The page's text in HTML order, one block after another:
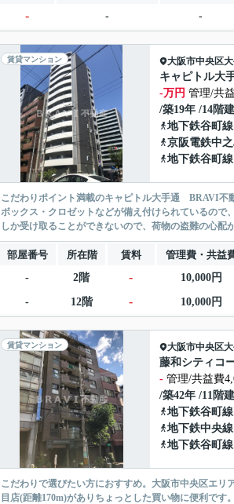
- - -
賃貸マンション 大阪市中央区
キャピトル大
-万円 管理/共
/築19年 /14階建
地下鉄谷町線
京阪電鉄中
地下鉄谷町線
こだわりポイント満載のキャピトル大手通 BRAVI不
ボックス・クロゼットなどが備え付けられているので
しか受け取ることができないので、荷物の盗難の心
部屋番号 所在階 賃料 管理費・共益
-
2階 - 10,000円
- 12階 - 10,000円
賃貸マンション 大阪市中央区
藤和シティコ
- 管理/共益費
/築42年 /11階建
地下鉄谷町線
地下鉄中央線
地下鉄谷町線
こだわりで選びたい方におすすめ。大阪市中央区エ
目店(距離170m)がありちょっとした買い物に便利で